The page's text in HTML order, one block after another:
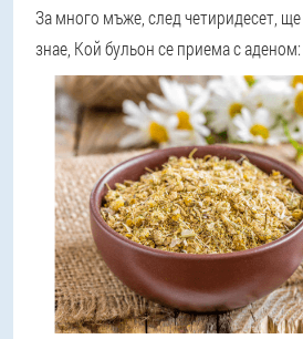
За много мъже, след четиридесет,
знае, Кой бульон се приема с аденом: